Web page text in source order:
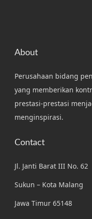
About
Perusahaan bidang
yang memberikan
prestasi-prestasi
menginspirasi.
Contact
Jl. Janti Barat III No. 62
Sukun – Kota Malang
Jawa Timur 65148